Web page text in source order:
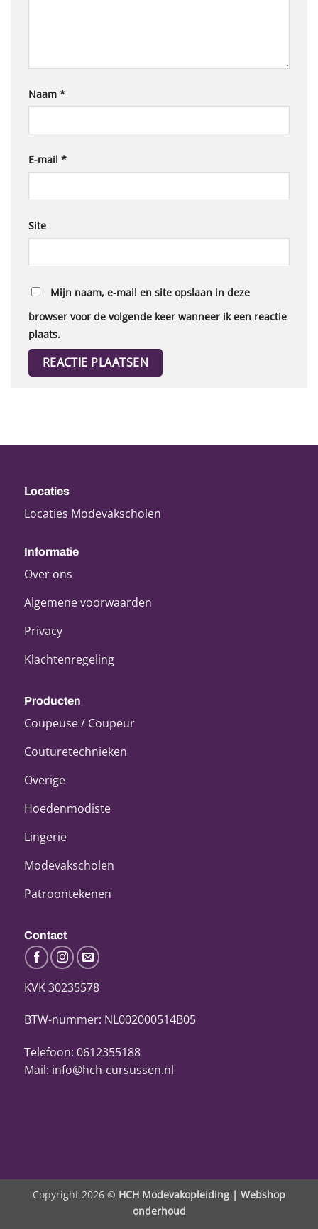
Naam *
E-mail *
Site
Mijn naam, e-mail en site opslaan in deze
browser voor de volgende keer wanneer ik een reactie
plaats.
Locaties
Locaties Modevakscholen
Informatie
Over ons
Algemene voorwaarden
Privacy
Klachtenregeling
Producten
Coupeuse / Coupeur
Couturetechnieken
Overige
Hoedenmodiste
Lingerie
Modevakscholen
Patroontekenen
Contact
KVK 30235578
BTW-nummer: NL002000514B05
Telefoon: 0612355188
Mail: info@hch-cursussen.nl
Copyright 2026 © HCH Modevakopleiding | Webshop
onderhoud